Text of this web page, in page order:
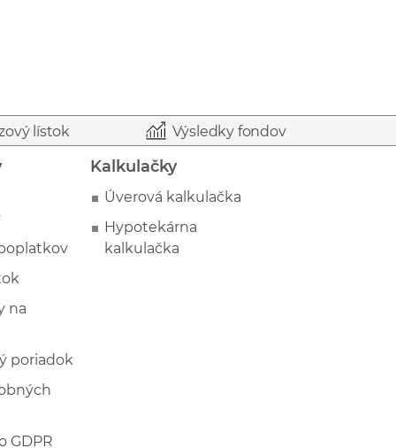
lístok Výsledky fondov
na
poriadok
GDPR
Kalkulačky
Úverová kalkulačka
Hypotekárna
kalkulačka